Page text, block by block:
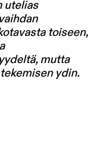
utelias
toiseen,
mutta
ydin.